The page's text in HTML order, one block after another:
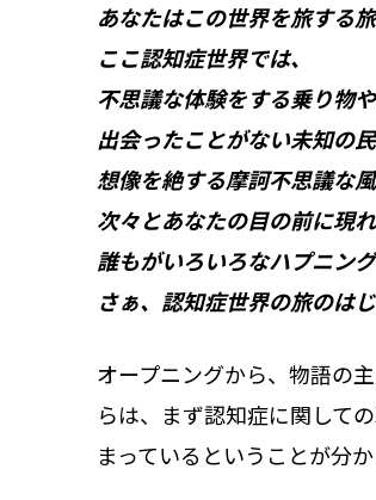
あなたはこの世界を旅する旅
ここ認知症世界では、
不思議な体験をする乗り物や
出会ったことがない未知の
想像を絶する摩訶不思議な
次々とあなたの目の前に現れ
誰もがいろいろなハプニン
さぁ、認知症世界の旅のはじ
オープニングから、物語の
らは、まず認知症に関して
まっているということが分か